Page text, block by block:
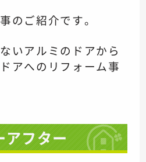
のご紹介です。
いアルミのドアから
アへのリフォーム事
アフター